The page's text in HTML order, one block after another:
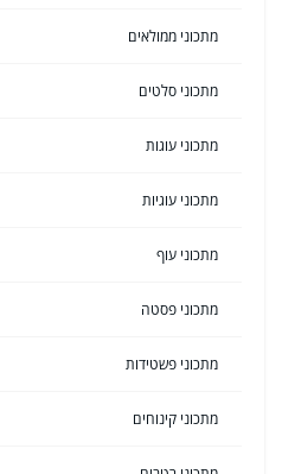
מתכוני ממולאים
מתכוני סלטים
מתכוני עוגות
מתכוני עוגיות
מתכוני עוף
מתכוני פסטה
מתכוני פשטידות
מתכוני קינוחים